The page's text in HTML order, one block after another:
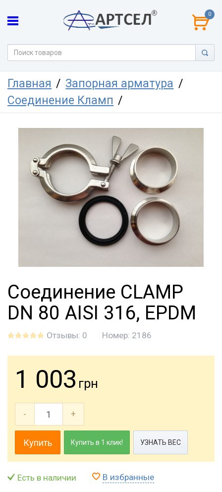
0
Главная
Запорная арматура
Соединение Кламп
Соединение CLAMP
DN 80 AISI 316, EPDM
Отзывы: 0 Номер: 2186
1 003 грн
- +
Купить Купить в 1 клик! УЗНАТЬ ВЕС
Есть в наличии В избранные